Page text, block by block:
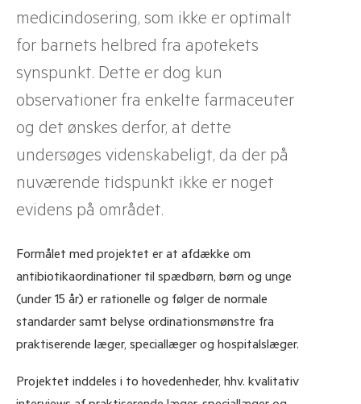
medicindosering, som ikke er optimalt
for barnets helbred fra apotekets
synspunkt. Dette er dog kun
observationer fra enkelte farmaceuter
og det ønskes derfor, at dette
undersøges videnskabeligt, da der på
nuværende tidspunkt ikke er noget
evidens på området.
Formålet med projektet er at afdække om
antibiotikaordinationer til spædbørn, børn og unge
(under 15 år) er rationelle og følger de normale
standarder samt belyse ordinationsmønstre fra
praktiserende læger, speciallæger og hospitalslæger.
Projektet inddeles i to hovedenheder, hhv. kvalitativ